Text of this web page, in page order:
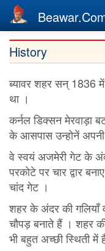
Skip
main
content
History
ब्यावर शहर सन् 1836 में
था ।
कर्नल डिक्सन मेरवाड़ा
के आसपास उन्होनें अपनी
वे स्वयं अजमेरी गेट के
परकोटे पर चार द्वार
चांद गेट ।
शहर के अंदर की गलियाँ
चौपड़ बनाते हैं । शहर
भी बहुत अच्छी स्थिती में